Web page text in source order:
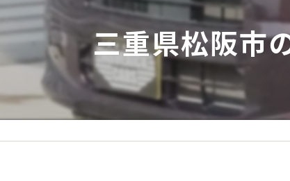
販売
修理
カスタム
三重県松阪市